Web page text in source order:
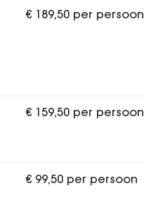
€ 189,50 per persoon
€ 159,50 per persoon
€ 99,50 per persoon